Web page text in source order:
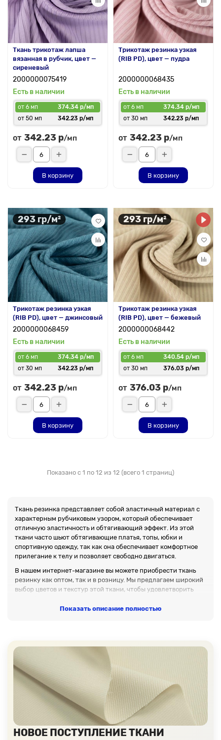
Ткань трикотаж лапша
вязанная в рубчик, цвет —
сиреневый
2000000075419
Есть в наличии
от 6 мп
374.34 р/мп
от 50 мп
342.23 р/мп
от 342.23 р/мп
В корзину
Трикотаж резинка узкая
(RIB PD), цвет — пудра
2000000068435
Есть в наличии
от 6 мп
374.34 р/мп
от 30 мп
342.23 р/мп
от 342.23 р/мп
В корзину
293 гр/м²
Трикотаж резинка узкая
(RIB PD), цвет — джинсовый
2000000068459
Есть в наличии
от 6 мп
374.34 р/мп
от 30 мп
342.23 р/мп
от 342.23 р/мп
В корзину
293 гр/м²
Трикотаж резинка узкая
(RIB PD), цвет — бежевый
2000000068442
Есть в наличии
от 6 мп
340.54 р/мп
от 30 мп
376.03 р/мп
от 376.03 р/мп
В корзину
Показано с 1 по 12 из 12 (всего 1 страниц)
Ткань резинка представляет собой эластичный материал с
характерным рубчиковым узором, который обеспечивает
отличную эластичность и обтягивающий эффект. Из этой
ткани часто шьют обтягивающие платья, топы, юбки и
спортивную одежду, так как она обеспечивает комфортное
прилегание к телу и позволяет свободно двигаться.
В нашем интернет-магазине вы можете приобрести ткань
резинку как оптом, так и в розницу. Мы предлагаем широкий
выбор цветов и текстур этой ткани, чтобы удовлетворить
На нашем сайте вы также можете оформить заказ на нарезку
лучшими материалами и предоставить им приятный опыт
покупок онлайн.
Показать описание полностью
НОВОЕ ПОСТУПЛЕНИЕ ТКАНИ